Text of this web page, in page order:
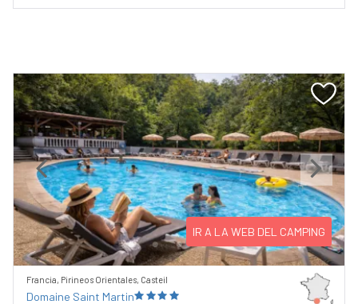
Previous Next
IR A LA WEB DEL CAMPING
Francia, Pirineos Orientales, Casteil
Domaine Saint Martin